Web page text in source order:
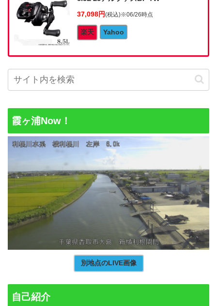
37,098円(税込)※06/26時点
楽天 Yahoo
霞ヶ浦Now！
別地点のLIVE画像
自己紹介